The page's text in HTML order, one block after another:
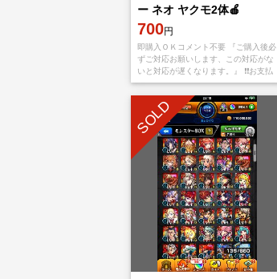
ー ネオ ヤクモ2体🍎
700円
即購入ＯＫコメント不要 『ご購入後必
ずご対応お願いします、この対応がな
いと対応が遅くなります。』 ❗️❗️お支払
い後、アプリをappStoreもしくは
Googleplayから【捨てメアド
SOLD